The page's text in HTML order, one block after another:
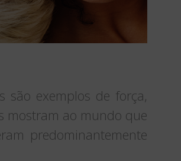
são exemplos de força,
mostram ao mundo que
predominantemente